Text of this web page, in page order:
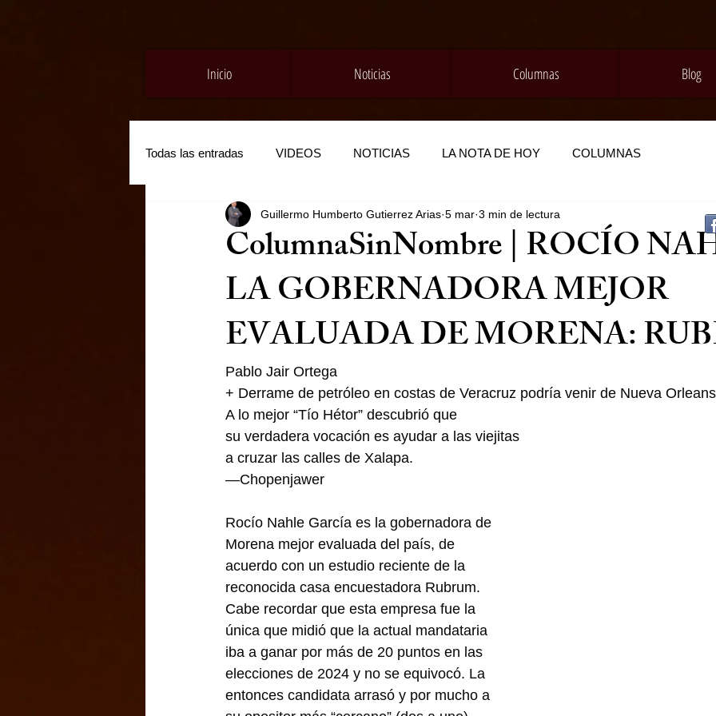
Inicio Noticias Columnas Blog
Todas las entradas VIDEOS NOTICIAS LA NOTA DE HOY COLUMNAS
ColumnaSinNombre | ROCÍO
LA GOBERNADORA MEJOR
EVALUADA DE MORENA:
Guillermo Humberto Gutierrez Arias 5 mar 3 min de lectura
Pablo Jair Ortega
+ Derrame de petróleo en costas de Veracruz podría venir de Nueva
A lo mejor “Tío Hétor” descubrió que
su verdadera vocación es ayudar a las viejitas
a cruzar las calles de Xalapa.
—Chopenjawer
Rocío Nahle García es la gobernadora de
Morena mejor evaluada del país, de
acuerdo con un estudio reciente de la
reconocida casa encuestadora Rubrum.
Cabe recordar que esta empresa fue la
única que midió que la actual mandataria
iba a ganar por más de 20 puntos en las
elecciones de 2024 y no se equivocó. La
entonces candidata arrasó y por mucho a